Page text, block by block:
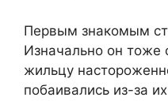
Первым знакомым
Изначально он тоже
жильцу
побаивались из-за